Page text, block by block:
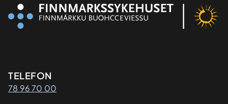
Kontaktinformasjon
TELEFON
78 96 70 00